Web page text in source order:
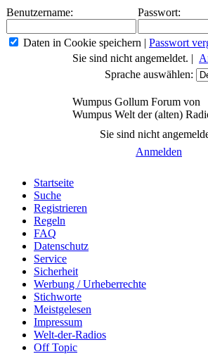
Benutzername: Passwort:
Daten in Cookie speichern | Passwort
Sie sind nicht angemeldet. |
Sprache auswählen:
Wumpus Gollum Forum von
Wumpus Welt der (alten)
Sie sind nicht
Anmelden
Startseite
Suche
Registrieren
Regeln
FAQ
Datenschutz
Service
Sicherheit
Werbung / Urheberrechte
Stichworte
Meistgelesen
Impressum
Welt-der-Radios
Off Topic